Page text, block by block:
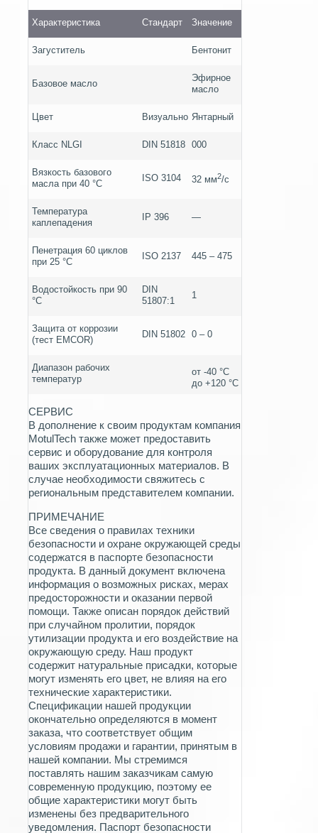
Характеристика Стандарт Значение
Загуститель Бентонит
Базовое масло
Эфирное
масло
Цвет Визуально Янтарный
Класс NLGI DIN 51818 000
Вязкость базового
масла при 40 °C
ISO 3104 32 мм2/с
Температура
каплепадения
IP 396 —
Пенетрация 60 циклов
при 25 °C
ISO 2137 445 – 475
Водостойкость при 90
°C
DIN
51807:1
1
Защита от коррозии
(тест EMCOR)
DIN 51802 0 – 0
Диапазон рабочих
температур
от -40 °C
до +120 °C
СЕРВИС
В дополнение к своим продуктам компания
MotulTech также может предоставить
сервис и оборудование для контроля
ваших эксплуатационных материалов. В
случае необходимости свяжитесь с
региональным представителем компании.
ПРИМЕЧАНИЕ
Все сведения о правилах техники
безопасности и охране окружающей среды
содержатся в паспорте безопасности
продукта. В данный документ включена
информация о возможных рисках, мерах
предосторожности и оказании первой
помощи. Также описан порядок действий
при случайном пролитии, порядок
утилизации продукта и его воздействие на
окружающую среду. Наш продукт
содержит натуральные присадки, которые
могут изменять его цвет, не влияя на его
технические характеристики.
Спецификации нашей продукции
окончательно определяются в момент
заказа, что соответствует общим
условиям продажи и гарантии, принятым в
нашей компании. Мы стремимся
поставлять нашим заказчикам самую
современную продукцию, поэтому ее
общие характеристики могут быть
изменены без предварительного
уведомления. Паспорт безопасности